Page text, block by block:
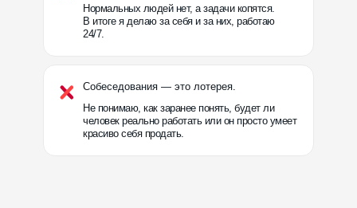
Нормальных людей нет, а задачи копятся.
В итоге я делаю за себя и за них, работаю
24/7.
Собеседования — это лотерея.
Не понимаю, как заранее понять, будет ли
человек реально работать или он просто умеет
красиво себя продать.